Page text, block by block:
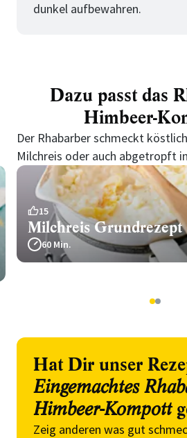
dunkel aufbewahren.
Dazu passt das
Himbeer-
Der Rhabarber schmeckt
Milchreis oder auch abgetropft
15
Milchreis Grundrezept
60 Min.
12
Hat Dir unser
Eingemachtes
Himbeer-Kompott
Zeig anderen was gut